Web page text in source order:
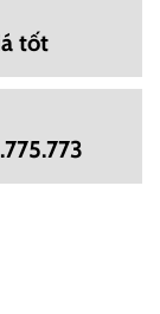
tốt